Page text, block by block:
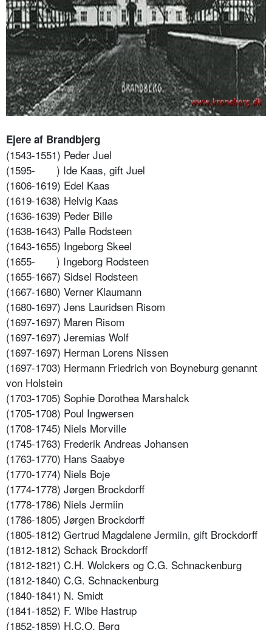
Ejere af Brandbjerg
(1543-1551) Peder Juel
(1595-
) Ide Kaas, gift Juel
(1606-1619) Edel Kaas
(1619-1638) Helvig Kaas
(1636-1639) Peder Bille
(1638-1643) Palle Rodsteen
(1643-1655) Ingeborg Skeel
(1655-
) Ingeborg Rodsteen
(1655-1667) Sidsel Rodsteen
(1667-1680) Verner Klaumann
(1680-1697) Jens Lauridsen Risom
(1697-1697) Maren Risom
(1697-1697) Jeremias Wolf
(1697-1697) Herman Lorens Nissen
(1697-1703) Hermann Friedrich von Boyneburg genannt
von Holstein
(1703-1705) Sophie Dorothea Marshalck
(1705-1708) Poul Ingwersen
(1708-1745) Niels Morville
(1745-1763) Frederik Andreas Johansen
(1763-1770) Hans Saabye
(1770-1774) Niels Boje
(1774-1778) Jørgen Brockdorff
(1778-1786) Niels Jermiin
(1786-1805) Jørgen Brockdorff
(1805-1812) Gertrud Magdalene Jermiin, gift Brockdorff
(1812-1812) Schack Brockdorff
(1812-1821) C.H. Wolckers og C.G. Schnackenburg
(1812-1840) C.G. Schnackenburg
(1840-1841) N. Smidt
(1841-1852) F. Wibe Hastrup
(1852-1859) H.C.O. Berg